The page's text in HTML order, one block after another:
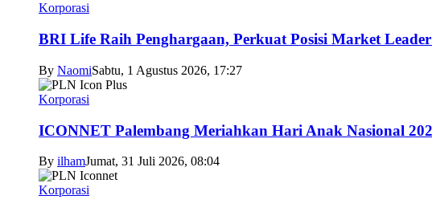
Korporasi
BRI Life Raih Penghargaan, Perkuat Posisi Market
By NaomiSabtu, 1 Agustus 2026, 17:27
Korporasi
ICONNET Palembang Meriahkan Hari Anak Nasional
By ilhamJumat, 31 Juli 2026, 08:04
Korporasi